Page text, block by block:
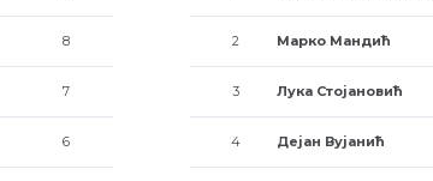
8
7
6
2 Марко Мандић
3 Лука Стојановић
4 Дејан Вујанић